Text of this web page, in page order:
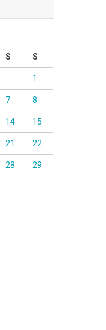
S S
1
7 8
14 15
21 22
28 29